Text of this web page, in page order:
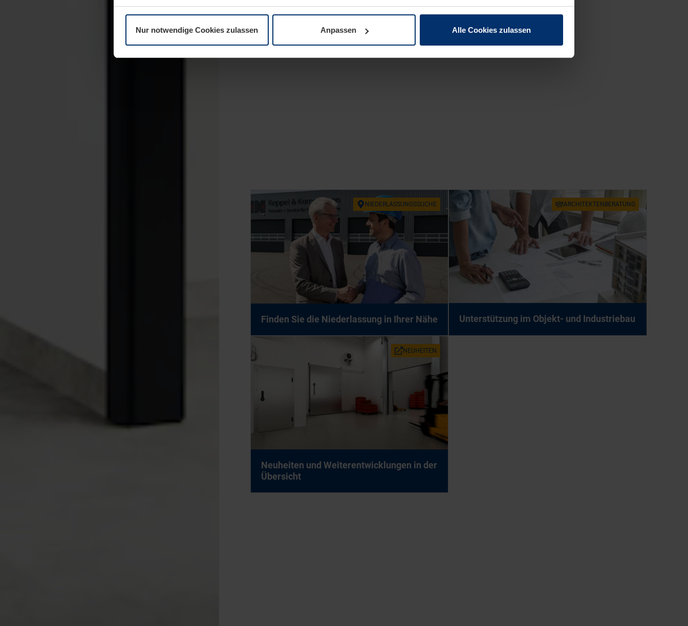
Erläuterung auf der SeiteDatenschutzerklärungunserer Website ändern oder widerrufen.
Nur notwendige Cookies zulassen Anpassen Alle Cookies zulassen
NIE­DER­LAS­SUNGS­SU­CHE
Fin­den Sie die Nie­der­las­sung in Ih­rer Nähe
AR­CHI­TEK­TEN­BE­RA­TUNG
Un­ter­stüt­zung im Ob­jekt- und In­dus­trie­bau
NEU­HEI­TEN
Neu­hei­ten und Wei­ter­ent­wick­lun­gen in der
Über­sicht